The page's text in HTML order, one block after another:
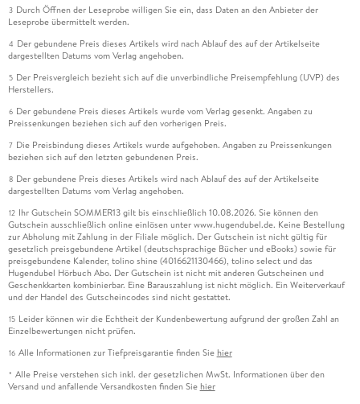
3 Durch Öffnen der Leseprobe willigen Sie ein, dass Daten an den Anbieter der
Leseprobe übermittelt werden.
4 Der gebundene Preis dieses Artikels wird nach Ablauf des auf der Artikelseite
dargestellten Datums vom Verlag angehoben.
5 Der Preisvergleich bezieht sich auf die unverbindliche Preisempfehlung (UVP) des
Herstellers.
6 Der gebundene Preis dieses Artikels wurde vom Verlag gesenkt. Angaben zu
Preissenkungen beziehen sich auf den vorherigen Preis.
7 Die Preisbindung dieses Artikels wurde aufgehoben. Angaben zu Preissenkungen
beziehen sich auf den letzten gebundenen Preis.
8 Der gebundene Preis dieses Artikels wird nach Ablauf des auf der Artikelseite
dargestellten Datums vom Verlag angehoben.
12 Ihr Gutschein SOMMER13 gilt bis einschließlich 10.08.2026. Sie können den
Gutschein ausschließlich online einlösen unter www.hugendubel.de. Keine Bestellung
zur Abholung mit Zahlung in der Filiale möglich. Der Gutschein ist nicht gültig für
gesetzlich preisgebundene Artikel (deutschsprachige Bücher und eBooks) sowie für
preisgebundene Kalender, tolino shine (4016621130466), tolino select und das
Hugendubel Hörbuch Abo. Der Gutschein ist nicht mit anderen Gutscheinen und
Geschenkkarten kombinierbar. Eine Barauszahlung ist nicht möglich. Ein Weiterverkauf
und der Handel des Gutscheincodes sind nicht gestattet.
15 Leider können wir die Echtheit der Kundenbewertung aufgrund der großen Zahl an
Einzelbewertungen nicht prüfen.
16 Alle Informationen zur Tiefpreisgarantie finden Sie hier
* Alle Preise verstehen sich inkl. der gesetzlichen MwSt. Informationen über den
Versand und anfallende Versandkosten finden Sie hier